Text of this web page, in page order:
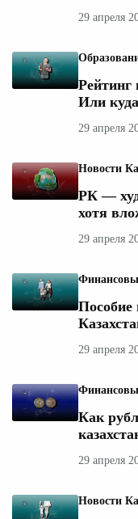
29 апреля
Рейтинг
Или
29 апреля
Новости
РК —
хотя
29 апреля
Пособие
29 апреля
Как
29 апреля
Новости